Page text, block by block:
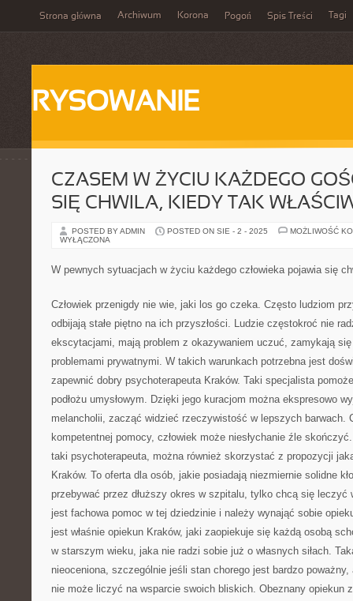
Strona główna Archiwum Korona Pogoń Spis Treści Tagi
RYSOWANIE
CZASEM W ŻYCIU KAŻDEGO
SIĘ CHWILA, KIEDY TAK
POSTED BY ADMIN POSTED ON SIE - 2 - 2025
MOŻLIWOŚĆ
WYŁĄCZONA
W pewnych sytuacjach w życiu każdego człowieka pojawia się
Człowiek przenigdy nie wie, jaki los go czeka. Często ludziom
odbijają stałe piętno na ich przyszłości. Ludzie częstokroć nie
ekscytacjami, mają problem z okazywaniem uczuć, zamykają
problemami prywatnymi. W takich warunkach potrzebna jest
zapewnić dobry psychoterapeuta Kraków. Taki specjalista
podłożu umysłowym. Dzięki jego kuracjom można ekspresowo
melancholii, zacząć widzieć rzeczywistość w lepszych barwach.
kompetentnej pomocy, człowiek może niesłychanie źle
taki psychoterapeuta, można również skorzystać z propozycji
Kraków. To oferta dla osób, jakie posiadają niezmiernie solidne
przebywać przez dłuższy okres w szpitalu, tylko chcą się leczyć
jest fachowa pomoc w tej dziedzinie i należy wynająć sobie
jest właśnie opiekun Kraków, jaki zaopiekuje się każdą osobą
w starszym wieku, jaka nie radzi sobie już o własnych siłach.
nieoceniona, szczególnie jeśli stan chorego jest bardzo
nie może liczyć na wsparcie swoich bliskich. Obeznany opiekun